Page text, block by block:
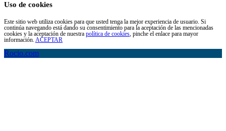
Uso de cookies
Este sitio web utiliza cookies para que usted tenga la mejor experiencia de usuario. Si
continúa navegando está dando su consentimiento para la aceptación de las mencionadas
cookies y la aceptación de nuestra política de cookies, pinche el enlace para mayor
información. ACEPTAR
Rocio.com